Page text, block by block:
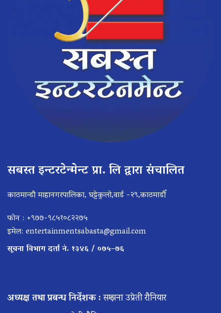
सबस्त इन्टरटेन्मेन्ट प्रा. लि द्वारा संचालित
काठमान्डौ माहानगरपालिका, घट्टेकुलो,वार्ड -२९,काठमाडौँ
फोन : +९७७-९८५१०८२२७५
इमेल: entertainmentsabasta@gmail.com
सूचना विभाग दर्ता नं. १३४६ / ०७५–७६
अध्यक्ष तथा प्रबन्ध निर्देशक :सम्झना उप्रेती रौनियार